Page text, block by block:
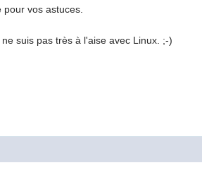
vos astuces.
suis pas très à l'aise avec Linux. ;-)